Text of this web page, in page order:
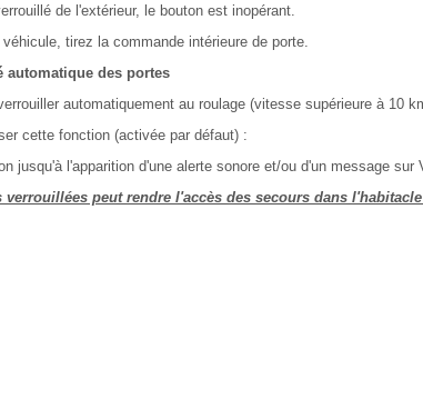
de l'extérieur, le bouton est inopérant.
véhicule, tirez la commande intérieure de porte.
automatique des portes
automatiquement au roulage (vitesse supérieure à 10
cette fonction (activée par défaut) :
jusqu'à l'apparition d'une alerte sonore et/ou d'un message sur
verrouillées peut rendre l'accès des secours dans